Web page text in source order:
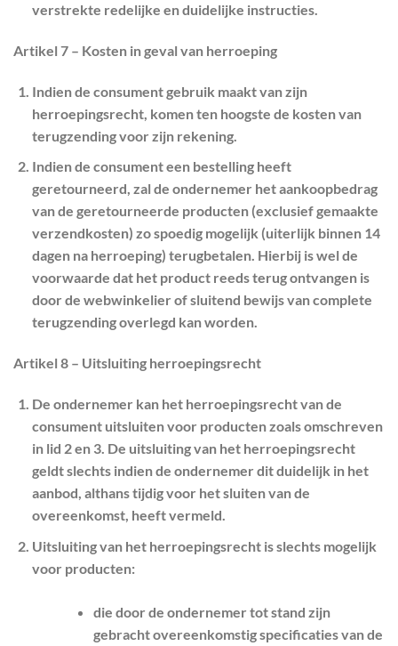
verstrekte redelijke en duidelijke instructies.
Artikel 7 – Kosten in geval van herroeping
Indien de consument gebruik maakt van zijn
herroepingsrecht, komen ten hoogste de kosten van
terugzending voor zijn rekening.
Indien de consument een bestelling heeft
geretourneerd, zal de ondernemer het aankoopbedrag
van de geretourneerde producten (exclusief gemaakte
verzendkosten) zo spoedig mogelijk (uiterlijk binnen 14
dagen na herroeping) terugbetalen. Hierbij is wel de
voorwaarde dat het product reeds terug ontvangen is
door de webwinkelier of sluitend bewijs van complete
terugzending overlegd kan worden.
Artikel 8 – Uitsluiting herroepingsrecht
De ondernemer kan het herroepingsrecht van de
consument uitsluiten voor producten zoals omschreven
in lid 2 en 3. De uitsluiting van het herroepingsrecht
geldt slechts indien de ondernemer dit duidelijk in het
aanbod, althans tijdig voor het sluiten van de
overeenkomst, heeft vermeld.
Uitsluiting van het herroepingsrecht is slechts mogelijk
voor producten:
die door de ondernemer tot stand zijn
gebracht overeenkomstig specificaties van de